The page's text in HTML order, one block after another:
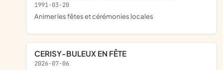
1991-03-20
animer les fêtes et cérémonies locales
CERISY-BULEUX EN FÊTE
2026-07-06